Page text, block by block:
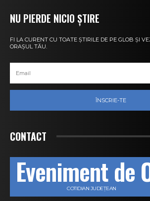
NU PIERDE NICIO ȘTIRE
FI LA CURENT CU TOATE ȘTIRILE DE PE GLOB ȘI
ORAȘUL TĂU.
ÎNSCRIE-TE
CONTACT
Eveniment de
COTIDIAN JUDEȚEAN